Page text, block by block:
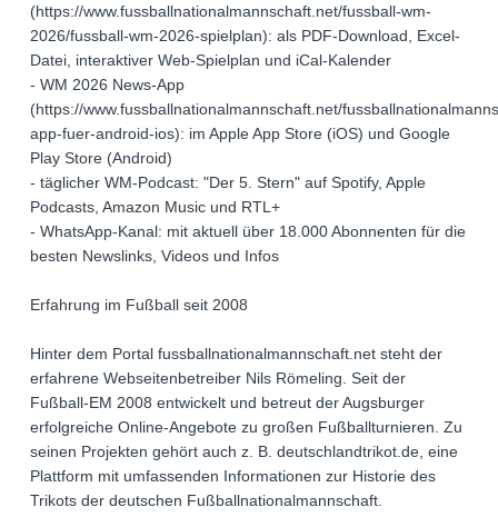
(https://www.fussballnationalmannschaft.net/fussball-wm-
2026/fussball-wm-2026-spielplan): als PDF-Download, Excel-
Datei, interaktiver Web-Spielplan und iCal-Kalender
- WM 2026 News-App
(https://www.fussballnationalmannschaft.net/
app-fuer-android-ios): im Apple App Store (iOS) und Google
Play Store (Android)
- täglicher WM-Podcast: "Der 5. Stern" auf Spotify, Apple
Podcasts, Amazon Music und RTL+
- WhatsApp-Kanal: mit aktuell über 18.000 Abonnenten für die
besten Newslinks, Videos und Infos
Erfahrung im Fußball seit 2008
Hinter dem Portal fussballnationalmannschaft.net steht der
erfahrene Webseitenbetreiber Nils Römeling. Seit der
Fußball-EM 2008 entwickelt und betreut der Augsburger
erfolgreiche Online-Angebote zu großen Fußballturnieren. Zu
seinen Projekten gehört auch z. B. deutschlandtrikot.de, eine
Plattform mit umfassenden Informationen zur Historie des
Trikots der deutschen Fußballnationalmannschaft.